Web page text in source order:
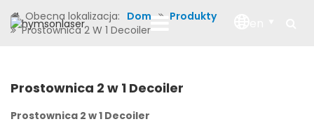
Obecna lokalizacja: Dom
Produkty
Prostownica 2 W 1 Decoiler
Prostownica 2 w 1 Decoiler
Prostownica 2 w 1 Decoiler